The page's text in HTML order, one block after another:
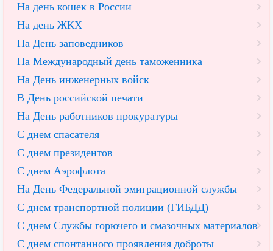
На день кошек в России
На день ЖКХ
На День заповедников
На Международный день таможенника
На День инженерных войск
В День российской печати
На День работников прокуратуры
С днем спасателя
С днем президентов
С днем Аэрофлота
На День Федеральной эмиграционной службы
С днем транспортной полиции (ГИБДД)
С днем Службы горючего и смазочных материалов
С днем спонтанного проявления доброты